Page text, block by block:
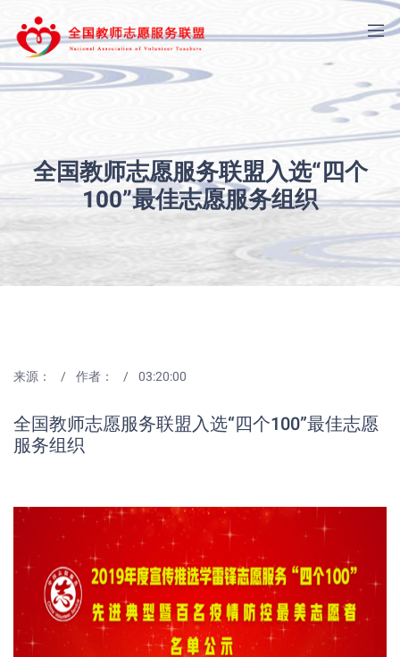
全国教师志愿服务联盟入选“四个
100”最佳志愿服务组织
来源： 作者： 03:20:00
全国教师志愿服务联盟入选“四个100”最佳志愿
服务组织